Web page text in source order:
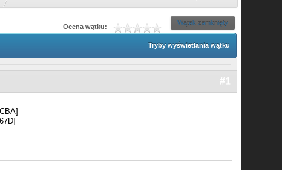
Wątek zamknięty
Ocena wątku:
Tryby wyświetlania wątku
#1